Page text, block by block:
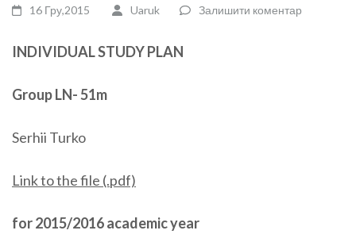
16 Гру,2015 Uaruk Залишити коментар
INDIVIDUAL STUDY PLAN
Group LN- 51m
Serhii Turko
Link to the file (.pdf)
for 2015/2016 academic year